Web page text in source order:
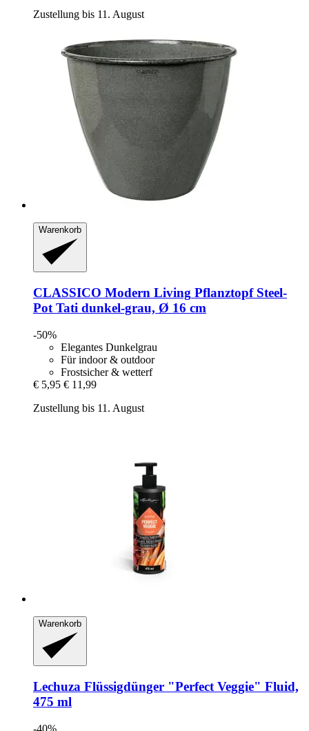
Zustellung bis 11. August
Warenkorb
CLASSICO Modern Living Pflanztopf Steel-​
Pot Tati dunkel-​grau, Ø 16 cm
-50%
Elegantes Dunkelgrau
Für indoor & outdoor
Frostsicher & wetterf
€ 5,95 € 11,99
Zustellung bis 11. August
Warenkorb
Lechuza Flüssigdünger "Perfect Veggie" Fluid,
475 ml
-40%